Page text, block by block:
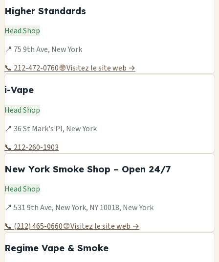
Higher Standards
Head Shop
📍 75 9th Ave, New York
📞 212-472-0760🌐 Visitez le site web →
i-Vape
Head Shop
📍 36 St Mark's Pl, New York
📞 212-260-1903
New York Smoke Shop – Open 24/7
Head Shop
📍 531 9th Ave, New York, NY 10018, New York
📞 (212) 465-0660🌐 Visitez le site web →
Regime Vape & Smoke